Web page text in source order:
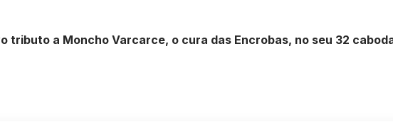
tributo a Moncho Varcarce, o cura das Encrobas, no seu 32